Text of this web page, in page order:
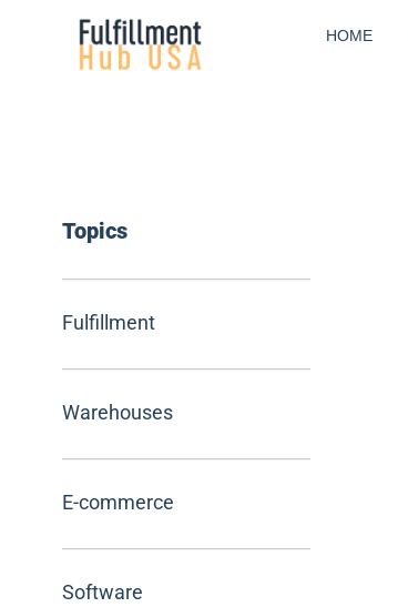
HOME
Topics
Fulfillment
Warehouses
E-commerce
Software